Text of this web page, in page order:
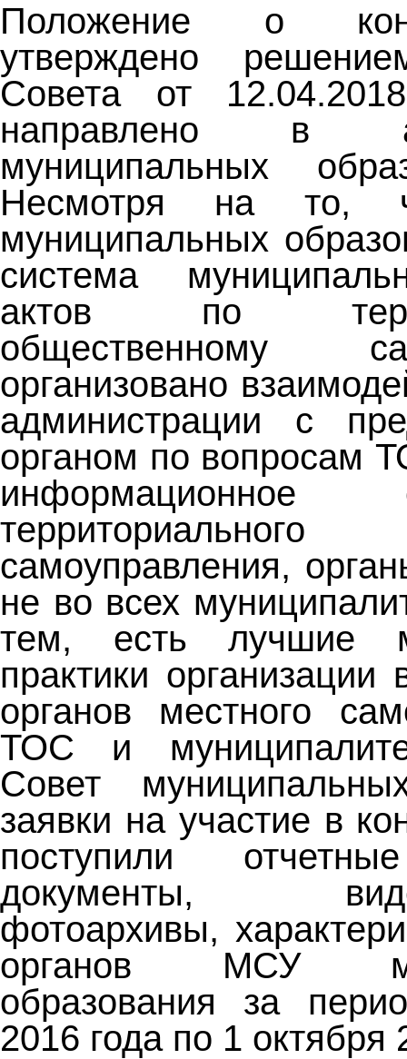
Положение о
утверждено
Совета от
направлено в
муниципальных
Несмотря на то,
муниципальных
система
актов по
общественному
организовано
администрации с
органом по вопросам
информационное
территориального
самоуправления,
не во всех
тем, есть лучшие
практики организации
органов местного
ТОС и
Совет
заявки на участие в
поступили
документы,
фотоархивы,
органов МСУ
образования за
2016 года по 1 октября